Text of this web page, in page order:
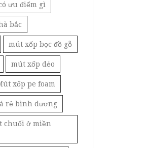
ưu điểm gì
bắc
mút xốp bọc đồ gỗ
mút xốp dẻo
xốp pe foam
rẻ bình dương
chuối ở miền